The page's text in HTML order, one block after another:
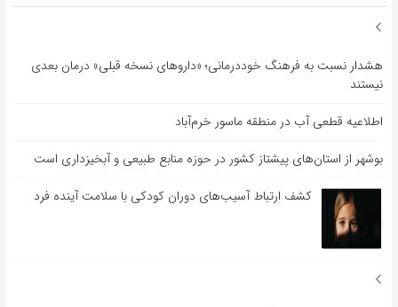
هشدار نسبت به فرهنگ خوددرمانی؛ «داروهای نسخه قبلی» درمان بعدی
نیستند
اطلاعیه قطعی آب در منطقه ماسور خرم‌آباد
بوشهر از استان‌های پیشتاز کشور در حوزه منابع طبیعی و آبخیزداری است
کشف ارتباط آسیب‌های دوران کودکی با سلامت آینده فرد